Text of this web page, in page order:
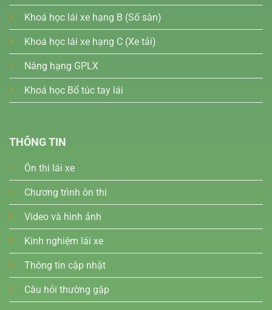
Khoá học lái xe hạng B (Số sàn)
Khoá học lái xe hạng C (Xe tải)
Nâng hạng GPLX
Khoá học Bổ túc tay lái
THÔNG TIN
Ôn thi lái xe
Chương trình ôn thi
Video và hình ảnh
Kinh nghiệm lái xe
Thông tin cập nhật
Câu hỏi thường gặp